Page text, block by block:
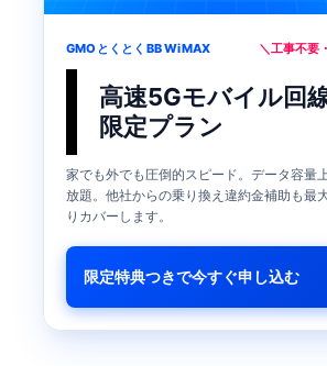
GMOとくとくBB WiMAX ＼工事不要
高速5Gモバイル回
限定プラン
家でも外でも圧倒的スピード。データ容量
放題。他社からの乗り換え違約金補助も最
りカバーします。
限定特典つきで今すぐ申し込む